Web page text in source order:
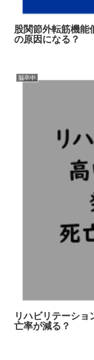
股関節外転筋機能
の原因になる？
脳卒中
リハビリテーショ
亡率が減る？